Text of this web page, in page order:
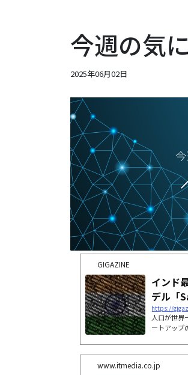
今週の気
2025年06月02日
GIGAZINE
インド
デル「
https://
人口が世界
ートアップ
ンロードさ
に関する議
www.itmedia.co.jp